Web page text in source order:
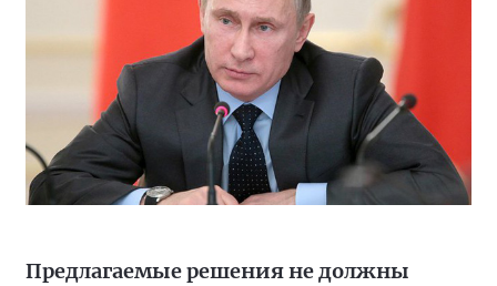
Предлагаемые решения не должны